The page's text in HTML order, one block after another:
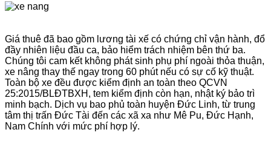
Giá thuê đã bao gồm lương tài xế có chứng chỉ vận hành, đổ
đầy nhiên liệu đầu ca, bảo hiểm trách nhiệm bên thứ ba.
Chúng tôi cam kết không phát sinh phụ phí ngoài thỏa thuận,
xe nâng thay thế ngay trong 60 phút nếu có sự cố kỹ thuật.
Toàn bộ xe đều được kiểm định an toàn theo QCVN
25:2015/BLĐTBXH, tem kiểm định còn hạn, nhật ký bảo trì
minh bạch. Dịch vụ bao phủ toàn huyện Đức Linh, từ trung
tâm thị trấn Đức Tài đến các xã xa như Mê Pu, Đức Hạnh,
Nam Chính với mức phí hợp lý.